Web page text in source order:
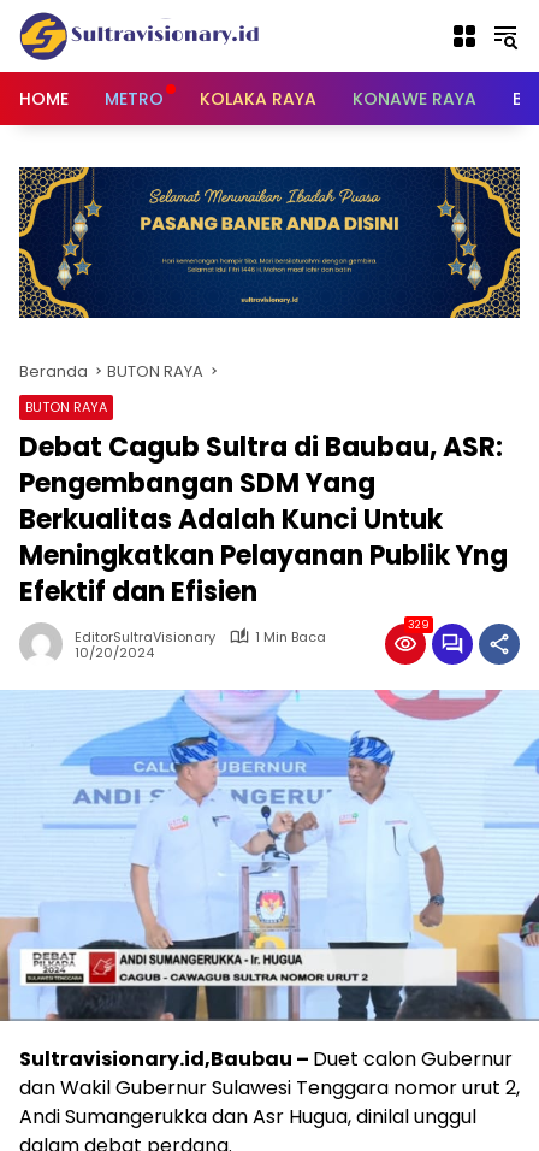
Langsung
konten
HOME
METRO KOLAKA RAYA KONAWE RAYA
Beranda BUTON RAYA
BUTON RAYA
Debat Cagub Sultra di Baubau, ASR:
Pengembangan SDM Yang
Berkualitas Adalah Kunci Untuk
Meningkatkan Pelayanan Publik Yng
Efektif dan Efisien
EditorSultraVisionary
1 Min Baca
10/20/2024
329
Sultravisionary.id,Baubau – Duet calon Gubernur
dan Wakil Gubernur Sulawesi Tenggara nomor urut 2,
Andi Sumangerukka dan Asr Hugua, dinilal unggul